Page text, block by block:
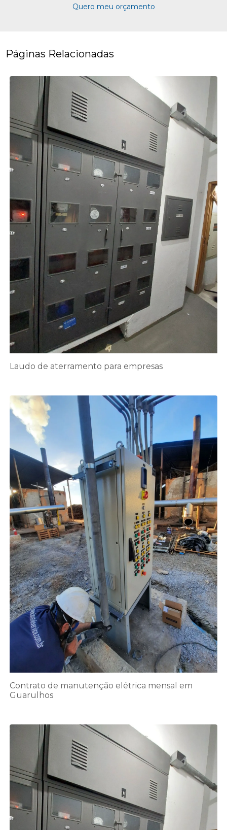
Quero meu orçamento
Páginas Relacionadas
Laudo de aterramento para empresas
Contrato de manutenção elétrica mensal em
Guarulhos